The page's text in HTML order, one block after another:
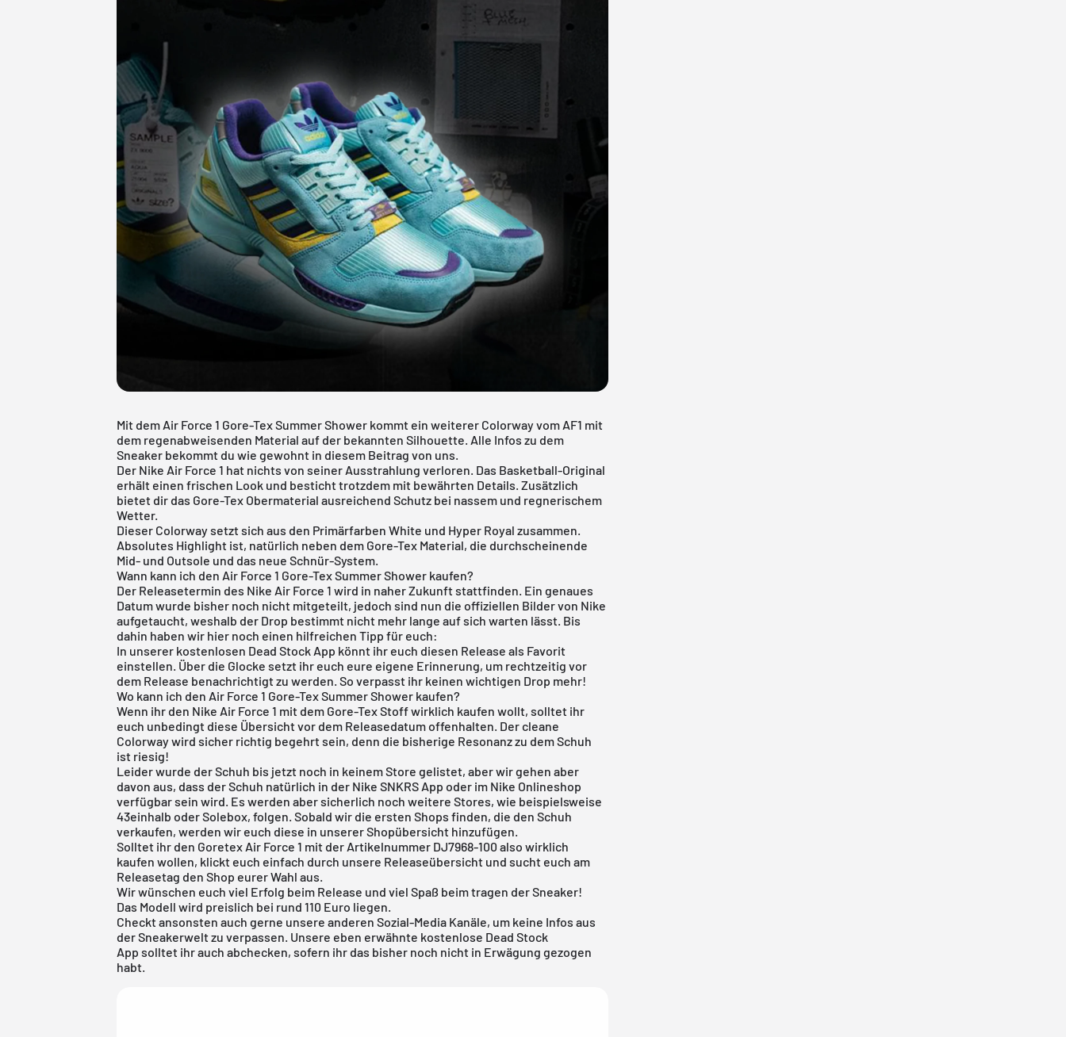
Mit dem Air Force 1 Gore-Tex Summer Shower kommt ein weiterer Colorway vom AF1 mit
dem regenabweisenden Material auf der bekannten Silhouette. Alle Infos zu dem
Sneaker bekommt du wie gewohnt in diesem Beitrag von uns.
Der Nike Air Force 1 hat nichts von seiner Ausstrahlung verloren. Das Basketball-Original
erhält einen frischen Look und besticht trotzdem mit bewährten Details. Zusätzlich
bietet dir das Gore-Tex Obermaterial ausreichend Schutz bei nassem und regnerischem
Wetter.
Dieser Colorway setzt sich aus den Primärfarben White und Hyper Royal zusammen.
Absolutes Highlight ist, natürlich neben dem Gore-Tex Material, die durchscheinende
Mid- und Outsole und das neue Schnür-System.
Wann kann ich den Air Force 1 Gore-Tex Summer Shower kaufen?
Der Releasetermin des Nike Air Force 1 wird in naher Zukunft stattfinden. Ein genaues
Datum wurde bisher noch nicht mitgeteilt, jedoch sind nun die offiziellen Bilder von Nike
aufgetaucht, weshalb der Drop bestimmt nicht mehr lange auf sich warten lässt. Bis
dahin haben wir hier noch einen hilfreichen Tipp für euch:
In unserer kostenlosen Dead Stock App könnt ihr euch diesen Release als Favorit
einstellen. Über die Glocke setzt ihr euch eure eigene Erinnerung, um rechtzeitig vor
dem Release benachrichtigt zu werden. So verpasst ihr keinen wichtigen Drop mehr!
Wo kann ich den Air Force 1 Gore-Tex Summer Shower kaufen?
Wenn ihr den Nike Air Force 1 mit dem Gore-Tex Stoff wirklich kaufen wollt, solltet ihr
euch unbedingt diese Übersicht vor dem Releasedatum offenhalten. Der cleane
Colorway wird sicher richtig begehrt sein, denn die bisherige Resonanz zu dem Schuh
ist riesig!
Leider wurde der Schuh bis jetzt noch in keinem Store gelistet, aber wir gehen aber
davon aus, dass der Schuh natürlich in der Nike SNKRS App oder im Nike Onlineshop
verfügbar sein wird. Es werden aber sicherlich noch weitere Stores, wie beispielsweise
43einhalb oderSolebox, folgen. Sobald wir die ersten Shops finden, die den Schuh
verkaufen, werden wir euch diese in unserer Shopübersicht hinzufügen.
Solltet ihr den Goretex Air Force 1 mit der Artikelnummer DJ7968-100 also wirklich
kaufen wollen, klickt euch einfach durch unsere Releaseübersicht und sucht euch am
Releasetag den Shop eurer Wahl aus.
Wir wünschen euch viel Erfolg beim Release und viel Spaß beim tragen der Sneaker!
Das Modell wird preislich bei rund 110 Euro liegen.
Checkt ansonsten auch gerne unsere anderen Sozial-Media Kanäle, um keine Infos aus
der Sneakerwelt zu verpassen. Unsere eben erwähnte kostenlose Dead Stock
App solltet ihr auch abchecken, sofern ihr das bisher noch nicht in Erwägung gezogen
habt.